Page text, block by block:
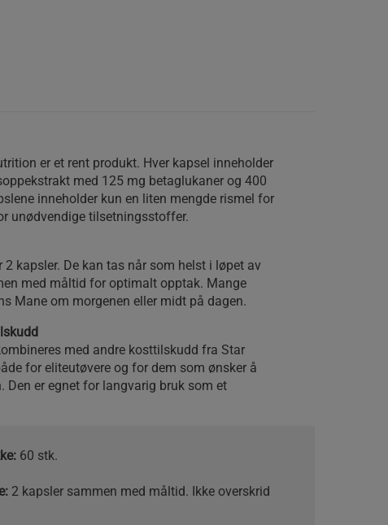
er et rent produkt. Hver kapsel inneholder
med 125 mg betaglukaner og 400
inneholder kun en liten mengde rismel for
unødvendige tilsetningsstoffer.
kapsler. De kan tas når som helst i løpet av
med måltid for optimalt opptak. Mange
Mane om morgenen eller midt på dagen.
med andre kosttilskudd fra Star
for eliteutøvere og for dem som ønsker å
Den er egnet for langvarig bruk som et
60 stk.
2 kapsler sammen med måltid. Ikke overskrid